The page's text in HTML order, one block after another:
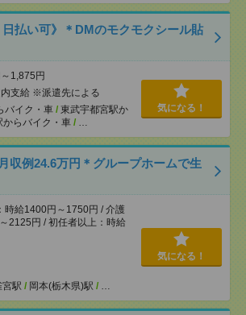
日払い可》＊DMのモクモクシール貼
1,875円
支給 ※派遣先による
バイク・車 / 東武宇都宮駅か
からバイク・車 / …
気になる！
収例24.6万円＊グループホームで生
時給1400円～1750円 / 介護
2125円 / 初任者以上：時給
宮駅 / 岡本(栃木県)駅 / …
気になる！